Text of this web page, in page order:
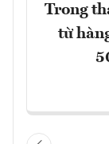
Trong
từ